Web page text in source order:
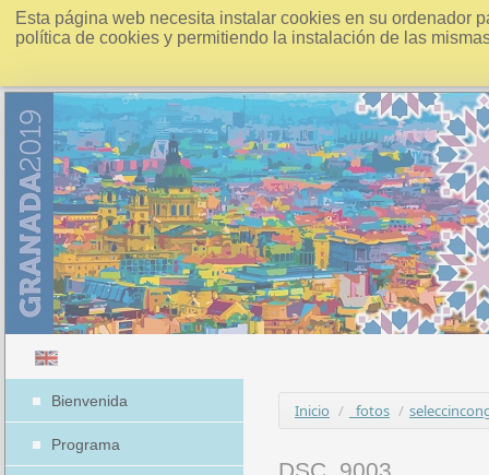
Esta página web necesita instalar cookies en su ordenador
política de cookies y permitiendo la instalación de las
Bienvenida
Programa
Inicio / _fotos /